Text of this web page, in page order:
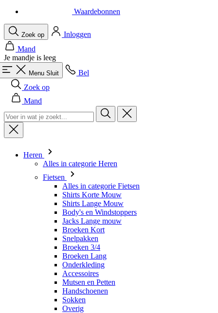
Waardebonnen
Zoek op
Inloggen
Mand
Je mandje is leeg
Menu Sluit
Bel
Zoek op
Mand
Heren
Alles in categorie Heren
Fietsen
Alles in categorie Fietsen
Shirts Korte Mouw
Shirts Lange Mouw
Body's en Windstoppers
Jacks Lange mouw
Broeken Kort
Snelpakken
Broeken 3/4
Broeken Lang
Onderkleding
Accessoires
Mutsen en Petten
Handschoenen
Sokken
Overig